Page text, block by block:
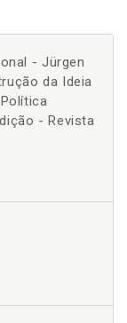
- Jürgen
da Ideia
- Revista